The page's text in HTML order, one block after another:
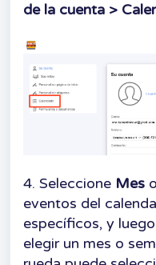
de la cuenta >
4. Seleccione Mes o
eventos del
específicos, y
elegir un mes o